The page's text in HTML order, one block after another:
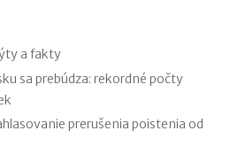
a fakty
sa prebúdza: rekordné počty
prerušenia poistenia od